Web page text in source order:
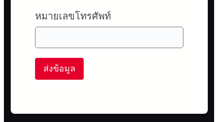
หมายเลขโทรศัพท์
ส่งข้อมูล